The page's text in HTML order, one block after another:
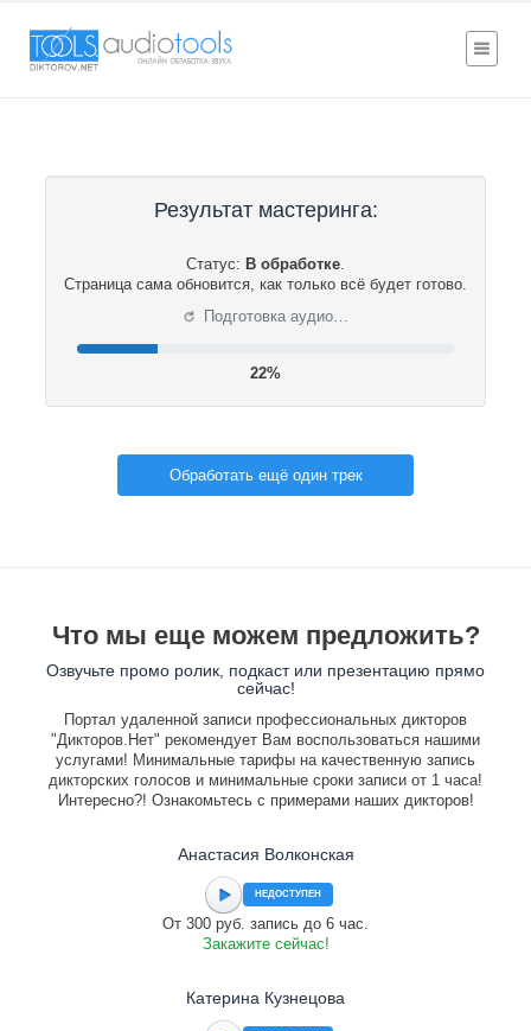
Результат мастеринга:
Статус: В обработке.
Страница сама обновится, как только всё будет готово.
⟳ Подготовка аудио…
22%
Обработать ещё один трек
Что мы еще можем предложить?
Озвучьте промо ролик, подкаст или презентацию прямо
сейчас!
Портал удаленной записи профессиональных дикторов
"Дикторов.Нет" рекомендует Вам воспользоваться нашими
услугами! Минимальные тарифы на качественную запись
дикторских голосов и минимальные сроки записи от 1 часа!
Интересно?! Ознакомьтесь с примерами наших дикторов!
Анастасия Волконская
НЕДОСТУПЕН
От 300 руб. запись до 6 час.
Закажите сейчас!
Катерина Кузнецова